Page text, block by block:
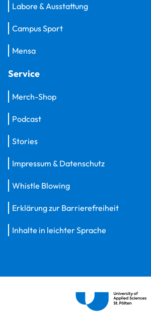
Labore & Ausstattung
Campus Sport
Mensa
Service
Merch-Shop
Podcast
Stories
Impressum & Datenschutz
Whistle Blowing
Erklärung zur Barrierefreiheit
Inhalte in leichter Sprache